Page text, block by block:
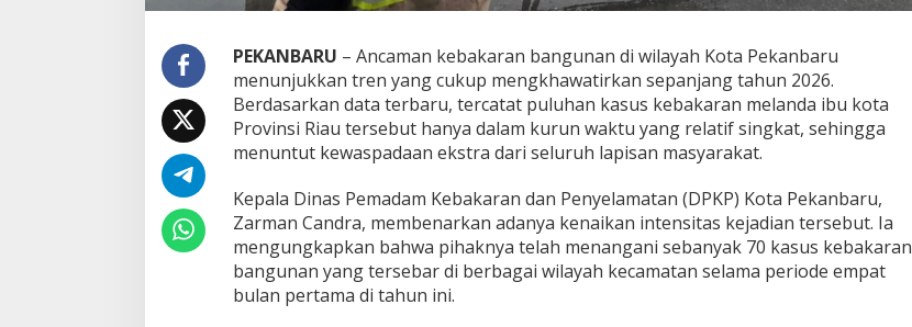
S
b
a
g
i
a
n
B
s
a
r
K
o
r
PEKANBARU – Ancaman kebakaran bangunan di wilayah Kota Pekanbaru
menunjukkan tren yang cukup mengkhawatirkan sepanjang tahun 2026.
Berdasarkan data terbaru, tercatat puluhan kasus kebakaran melanda ibu kota
Provinsi Riau tersebut hanya dalam kurun waktu yang relatif singkat, sehingga
menuntut kewaspadaan ekstra dari seluruh lapisan masyarakat.
Kepala Dinas Pemadam Kebakaran dan Penyelamatan (DPKP) Kota Pekanbaru,
Zarman Candra, membenarkan adanya kenaikan intensitas kejadian tersebut. Ia
mengungkapkan bahwa pihaknya telah menangani sebanyak 70 kasus kebakaran
bangunan yang tersebar di berbagai wilayah kecamatan selama periode empat
bulan pertama di tahun ini.